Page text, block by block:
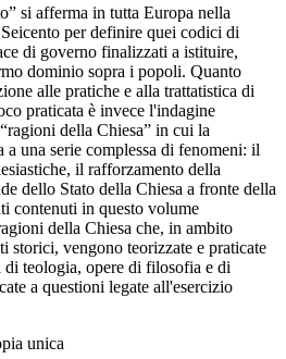
si afferma in tutta Europa nella
per definire quei codici di
di governo finalizzati a istituire,
dominio sopra i popoli. Quanto
alle pratiche e alla trattatistica di
praticata è invece l'indagine
della Chiesa” in cui la
una serie complessa di fenomeni: il
il rafforzamento della
dello Stato della Chiesa a fronte della
contenuti in questo volume
della Chiesa che, in ambito
storici, vengono teorizzate e praticate
di teologia, opere di filosofia e di
a questioni legate all'esercizio
unica